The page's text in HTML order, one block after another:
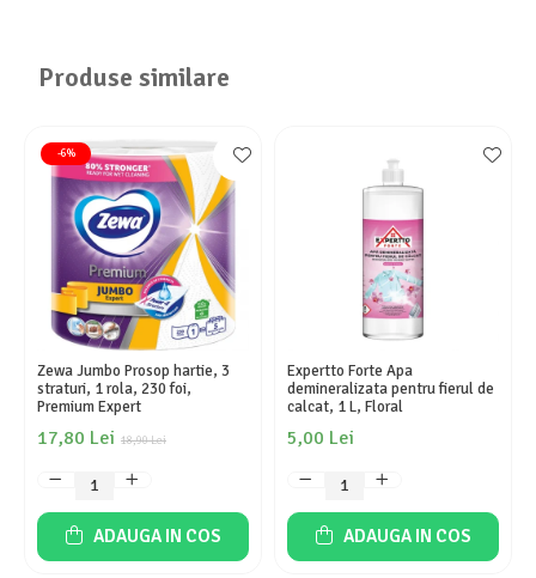
Produse similare
-6%
Zewa Jumbo Prosop hartie, 3
straturi, 1 rola, 230 foi,
Premium Expert
18,90 Lei
17,80 Lei
ADAUGA IN COS
Expertto Forte Apa
demineralizata pentru fierul de
calcat, 1 L, Floral
5,00 Lei
ADAUGA IN COS